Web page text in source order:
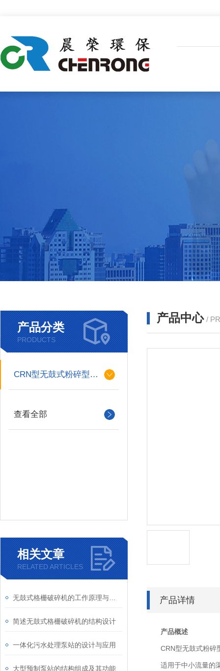
产品分类
PRODUCTS
CRN型无鼓式粉碎型格栅
查看全部
相关文章
RELATED ARTICLES
简述无鼓式格栅破碎机的结构设计
一体化污水处理泵站的设计与应用
大型预制泵站的结构组成及其功能
产品中心 /
产品详情
产品概述
CRN型无鼓式粉碎型
适用于中小流量的渠